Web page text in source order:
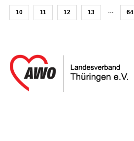
10 11 12 13 … 64